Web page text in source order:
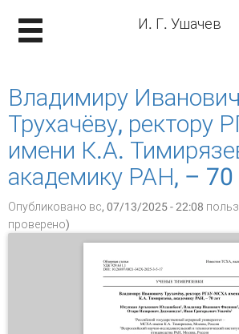
И. Г. Ушачев
Владимиру
Трухачёву, ректору
имени К.А.
академику РАН, – 70
Опубликовано вс, 07/13/2025 - 22:08
проверено)